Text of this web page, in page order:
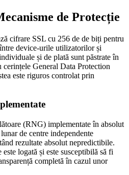
de Protecție
cifrare SSL cu 256 de de biți pentru
device-urile utilizatorilor și
și de plată sunt păstrate în
cerințele General Data Protection
este riguros controlat prin
(RNG) implementate în absolut
de centre independente
rezultate absolut nepredictibile.
logată și este susceptibilă să fi
completă în cazul unor